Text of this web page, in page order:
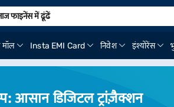
मॉल Insta EMI Card निवेश इंश्योरेंस
आसान डिजिटल ट्रांज़ैक्शन